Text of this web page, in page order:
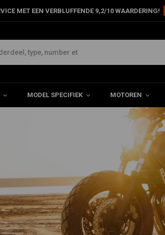
MET EEN VERBLUFFENDE 9,2/10 WAARDERING!
MODEL SPECIFIEK MOTOREN